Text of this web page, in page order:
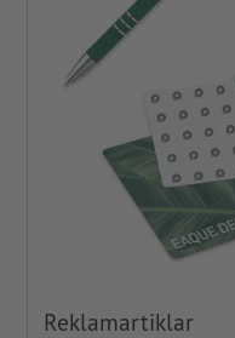
Reklamartiklar